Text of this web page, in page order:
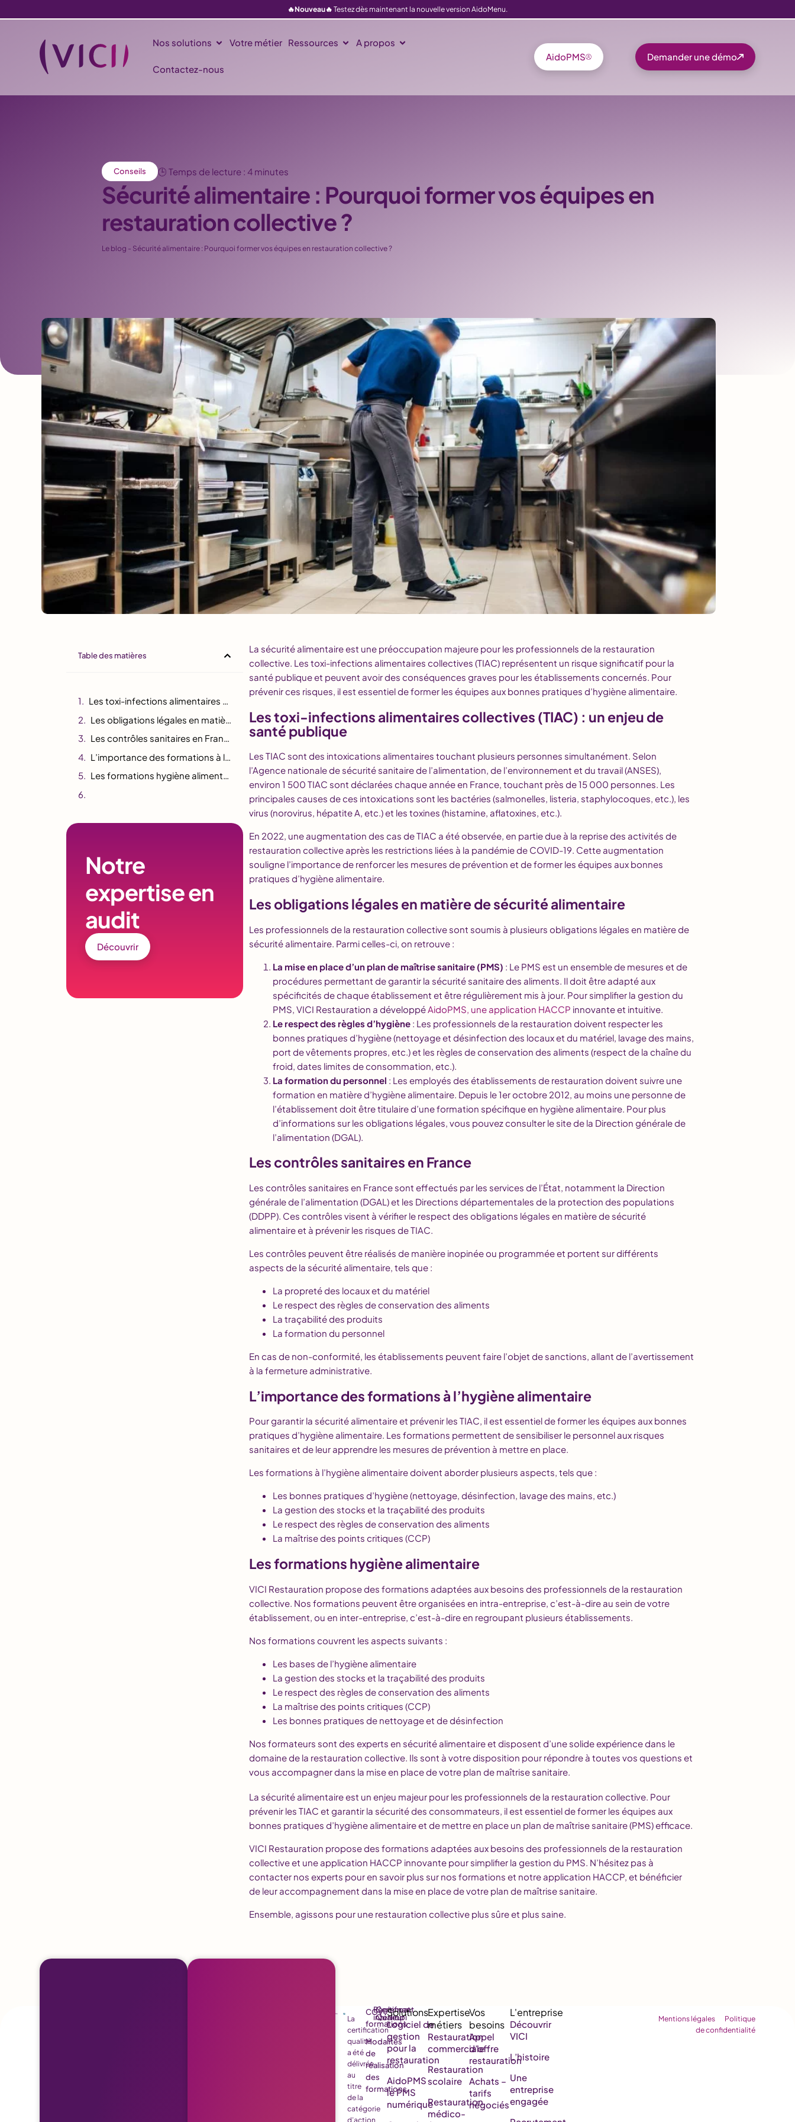
🔥Nouveau🔥 Testez dès maintenant la nouvelle version AidoMenu.
Nos solutions Votre métier Ressources A propos
Contactez-nous
AidoPMS Demander une démo
Conseils 🕒 Temps de lecture : 4 minutes
Sécurité alimentaire : Pourquoi former vos équipes en
restauration collective ?
Le blog - Sécurité alimentaire : Pourquoi former vos équipes en restauration collective ?
Table des matières
Les toxi-infections alimentaires collectives (TIAC) : un enjeu de santé publique
Les contrôles sanitaires en France
Les formations hygiène alimentaire
Notre
expertise en
audit
Découvrir
La sécurité alimentaire est une préoccupation majeure pour les professionnels de la restauration
collective. Les toxi-infections alimentaires collectives (TIAC) représentent un risque significatif pour la
santé publique et peuvent avoir des conséquences graves pour les établissements concernés. Pour
prévenir ces risques, il est essentiel de former les équipes aux bonnes pratiques d’hygiène alimentaire.
Les toxi-infections alimentaires collectives (TIAC) : un enjeu de
santé publique
Les TIAC sont des intoxications alimentaires touchant plusieurs personnes simultanément. Selon
l’Agence nationale de sécurité sanitaire de l’alimentation, de l’environnement et du travail (ANSES),
environ 1 500 TIAC sont déclarées chaque année en France, touchant près de 15 000 personnes. Les
principales causes de ces intoxications sont les bactéries (salmonelles, listeria, staphylocoques, etc.), les
virus (norovirus, hépatite A, etc.) et les toxines (histamine, aflatoxines, etc.).
En 2022, une augmentation des cas de TIAC a été observée, en partie due à la reprise des activités de
restauration collective après les restrictions liées à la pandémie de COVID-19. Cette augmentation
souligne l’importance de renforcer les mesures de prévention et de former les équipes aux bonnes
pratiques d’hygiène alimentaire.
Les obligations légales en matière de sécurité alimentaire
Les professionnels de la restauration collective sont soumis à plusieurs obligations légales en matière de
sécurité alimentaire. Parmi celles-ci, on retrouve :
La mise en place d’un plan de maîtrise sanitaire (PMS) : Le PMS est un ensemble de mesures et de
procédures permettant de garantir la sécurité sanitaire des aliments. Il doit être adapté aux
spécificités de chaque établissement et être régulièrement mis à jour. Pour simplifier la gestion du
PMS, VICI Restauration a développé AidoPMS, une application HACCP innovante et intuitive.
Le respect des règles d’hygiène : Les professionnels de la restauration doivent respecter les
bonnes pratiques d’hygiène (nettoyage et désinfection des locaux et du matériel, lavage des mains,
port de vêtements propres, etc.) et les règles de conservation des aliments (respect de la chaîne du
froid, dates limites de consommation, etc.).
La formation du personnel : Les employés des établissements de restauration doivent suivre une
formation en matière d’hygiène alimentaire. Depuis le 1er octobre 2012, au moins une personne de
l’établissement doit être titulaire d’une formation spécifique en hygiène alimentaire. Pour plus
d’informations sur les obligations légales, vous pouvez consulter le site de la Direction générale de
l’alimentation (DGAL).
Les contrôles sanitaires en France
Les contrôles sanitaires en France sont effectués par les services de l’État, notamment la Direction
générale de l’alimentation (DGAL) et les Directions départementales de la protection des populations
(DDPP). Ces contrôles visent à vérifier le respect des obligations légales en matière de sécurité
alimentaire et à prévenir les risques de TIAC.
Les contrôles peuvent être réalisés de manière inopinée ou programmée et portent sur différents
aspects de la sécurité alimentaire, tels que :
La propreté des locaux et du matériel
Le respect des règles de conservation des aliments
La traçabilité des produits
La formation du personnel
En cas de non-conformité, les établissements peuvent faire l’objet de sanctions, allant de l’avertissement
à la fermeture administrative.
L’importance des formations à l’hygiène alimentaire
Pour garantir la sécurité alimentaire et prévenir les TIAC, il est essentiel de former les équipes aux bonnes
pratiques d’hygiène alimentaire. Les formations permettent de sensibiliser le personnel aux risques
sanitaires et de leur apprendre les mesures de prévention à mettre en place.
Les formations à l’hygiène alimentaire doivent aborder plusieurs aspects, tels que :
Les bonnes pratiques d’hygiène (nettoyage, désinfection, lavage des mains, etc.)
La gestion des stocks et la traçabilité des produits
Le respect des règles de conservation des aliments
La maîtrise des points critiques (CCP)
Les formations hygiène alimentaire
VICI Restauration propose des formations adaptées aux besoins des professionnels de la restauration
collective. Nos formations peuvent être organisées en intra-entreprise, c’est-à-dire au sein de votre
établissement, ou en inter-entreprise, c’est-à-dire en regroupant plusieurs établissements.
Nos formations couvrent les aspects suivants :
Les bases de l’hygiène alimentaire
La gestion des stocks et la traçabilité des produits
Le respect des règles de conservation des aliments
La maîtrise des points critiques (CCP)
Les bonnes pratiques de nettoyage et de désinfection
Nos formateurs sont des experts en sécurité alimentaire et disposent d’une solide expérience dans le
domaine de la restauration collective. Ils sont à votre disposition pour répondre à toutes vos questions et
vous accompagner dans la mise en place de votre plan de maîtrise sanitaire.
La sécurité alimentaire est un enjeu majeur pour les professionnels de la restauration collective. Pour
prévenir les TIAC et garantir la sécurité des consommateurs, il est essentiel de former les équipes aux
bonnes pratiques d’hygiène alimentaire et de mettre en place un plan de maîtrise sanitaire (PMS) efficace.
VICI Restauration propose des formations adaptées aux besoins des professionnels de la restauration
collective et une application HACCP innovante pour simplifier la gestion du PMS. N’hésitez pas à
contacter nos experts pour en savoir plus sur nos formations et notre application HACCP, et bénéficier
de leur accompagnement dans la mise en place de votre plan de maîtrise sanitaire.
Ensemble, agissons pour une restauration collective plus sûre et plus saine.
La
certification
qualité
a été
délivrée
au
titre
de la
catégorie
d’action
CGV
formations
Modalités
de
réalisation
des
formations
Règlement
intérieur
Certificat
Qualiopi
Logiciel de
gestion
pour la
restauration
AidoPMS
le PMS
numérique
Restauration
commerciale
Restauration
scolaire
Restauration
médico-
Appel
d’offre
restauration
Achats –
tarifs
négociés
Découvrir
VICI
L’histoire
Une
entreprise
engagée
Mentions légales
Politique
de confidentialité